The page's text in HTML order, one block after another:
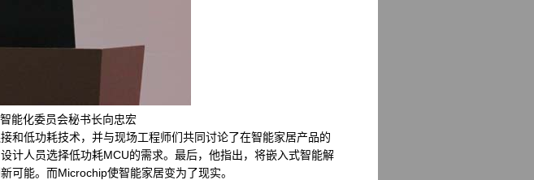
能化委员会秘书长向忠宏
低功耗技术，并与现场工程师们共同讨论了在智能家居产品的
计人员选择低功耗MCU的需求。最后，他指出，将嵌入式智能解
可能。而Microchip使智能家居变为了现实。